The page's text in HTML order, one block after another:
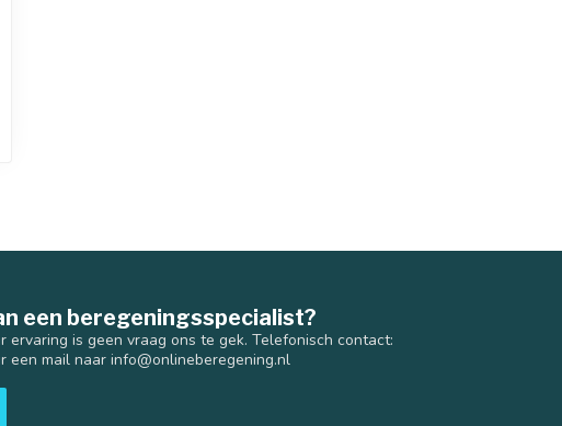
een beregeningsspecialist?
ervaring is geen vraag ons te gek. Telefonisch contact:
een mail naar info@onlineberegening.nl